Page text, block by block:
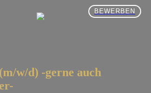
BEWERBEN
w/d) -gerne auch